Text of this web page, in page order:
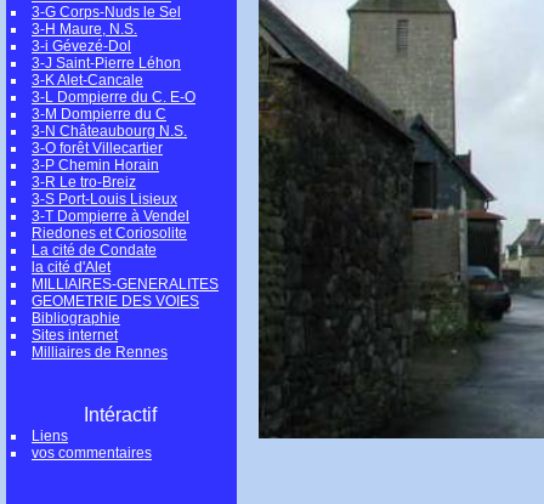
3-G Corps-Nuds le Sel
3-H Maure, N.S.
3-i Gévezé-Dol
3-J Saint-Pierre Léhon
3-K Alet-Cancale
3-L Dompierre du C. E-O
3-M Dompierre du C
3-N Châteaubourg N.S.
3-O forêt Villecartier
3-P Chemin Horain
3-R Le tro-Breiz
3-S Port-Louis Lisieux
3-T Dompierre à Vendel
Riedones et Coriosolite
La cité de Condate
la cité d'Alet
MILLIAIRES-GENERALITES
GEOMETRIE DES VOIES
Bibliographie
Sites internet
Milliaires de Rennes
Intéractif
Liens
vos commentaires